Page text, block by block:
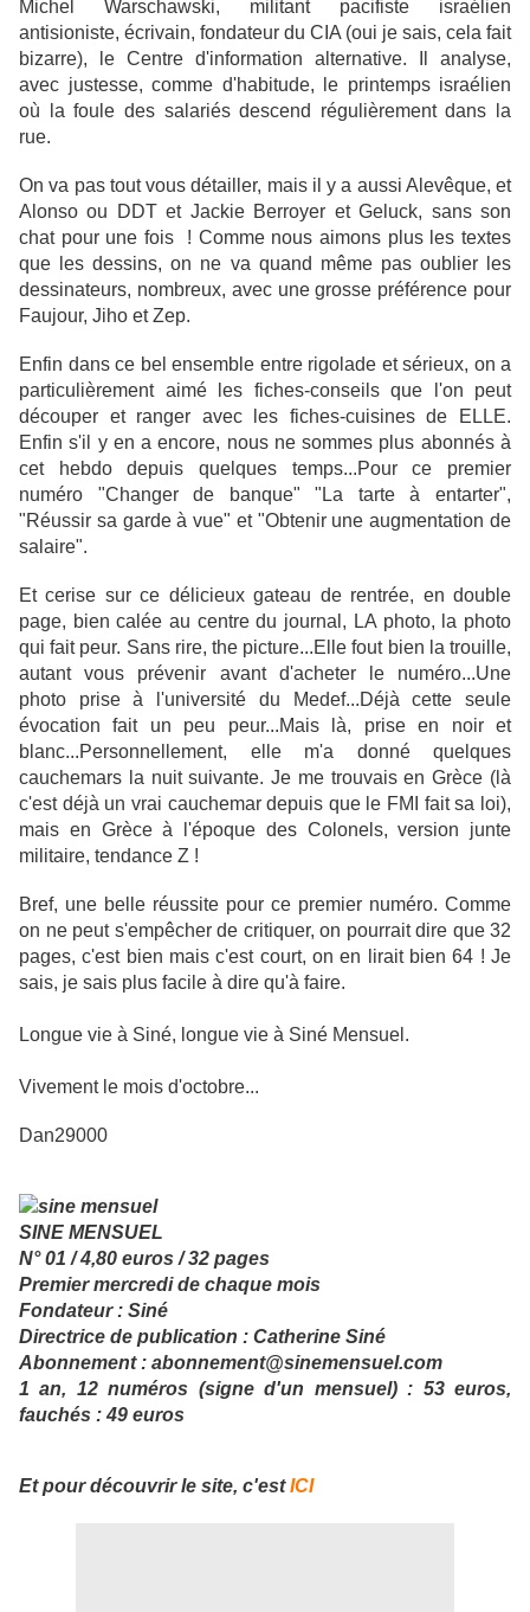
Michel Warschawski, militant pacifiste israélien
antisioniste, écrivain, fondateur du CIA (oui je sais, cela fait
bizarre), le Centre d'information alternative. Il analyse,
avec justesse, comme d'habitude, le printemps israélien
où la foule des salariés descend régulièrement dans la
rue.
On va pas tout vous détailler, mais il y a aussi Alevêque, et
Alonso ou DDT et Jackie Berroyer et Geluck, sans son
chat pour une fois ! Comme nous aimons plus les textes
que les dessins, on ne va quand même pas oublier les
dessinateurs, nombreux, avec une grosse préférence pour
Faujour, Jiho et Zep.
Enfin dans ce bel ensemble entre rigolade et sérieux, on a
particulièrement aimé les fiches-conseils que l'on peut
découper et ranger avec les fiches-cuisines de ELLE.
Enfin s'il y en a encore, nous ne sommes plus abonnés à
cet hebdo depuis quelques temps...Pour ce premier
numéro "Changer de banque" "La tarte à entarter",
"Réussir sa garde à vue" et "Obtenir une augmentation de
salaire".
Et cerise sur ce délicieux gateau de rentrée, en double
page, bien calée au centre du journal, LA photo, la photo
qui fait peur. Sans rire, the picture...Elle fout bien la trouille,
autant vous prévenir avant d'acheter le numéro...Une
photo prise à l'université du Medef...Déjà cette seule
évocation fait un peu peur...Mais là, prise en noir et
blanc...Personnellement, elle m'a donné quelques
cauchemars la nuit suivante. Je me trouvais en Grèce (là
c'est déjà un vrai cauchemar depuis que le FMI fait sa loi),
mais en Grèce à l'époque des Colonels, version junte
militaire, tendance Z !
Bref, une belle réussite pour ce premier numéro. Comme
on ne peut s'empêcher de critiquer, on pourrait dire que 32
pages, c'est bien mais c'est court, on en lirait bien 64 ! Je
sais, je sais plus facile à dire qu'à faire.
Longue vie à Siné, longue vie à Siné Mensuel.
Vivement le mois d'octobre...
Dan29000
SINE MENSUEL
N° 01 / 4,80 euros / 32 pages
Premier mercredi de chaque mois
Fondateur : Siné
Directrice de publication : Catherine Siné
Abonnement : abonnement@sinemensuel.com
1 an, 12 numéros (signe d'un mensuel) : 53 euros,
fauchés : 49 euros
Et pour découvrir le site, c'estICI